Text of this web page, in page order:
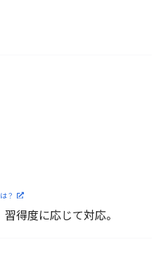
？
得度に応じて対応。